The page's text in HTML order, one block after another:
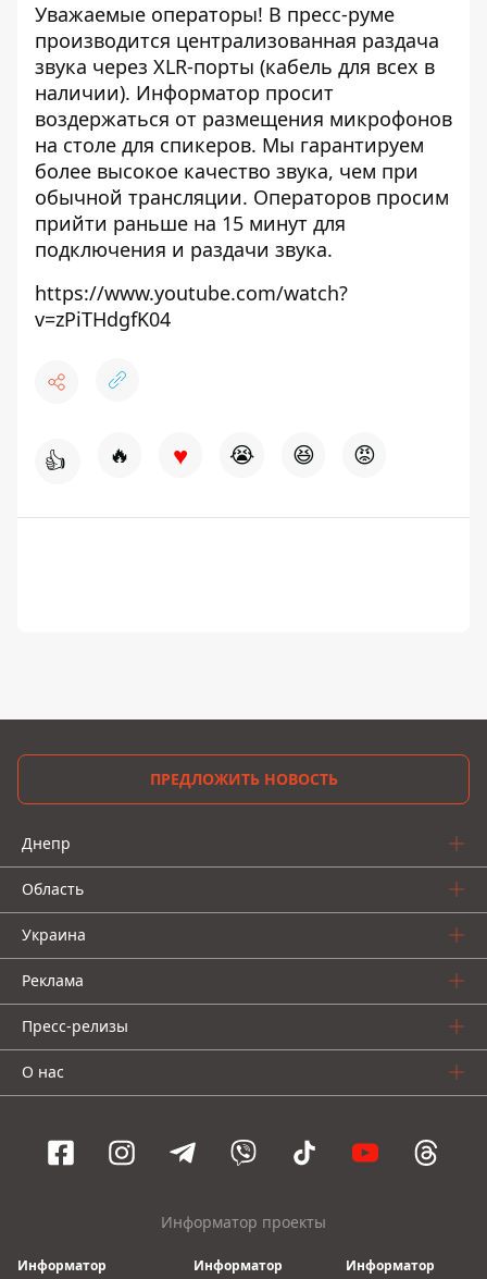
Уважаемые операторы! В пресс-руме
производится централизованная раздача
звука через XLR-порты (кабель для всех в
наличии). Информатор просит
воздержаться от размещения микрофонов
на столе для спикеров. Мы гарантируем
более высокое качество звука, чем при
обычной трансляции. Операторов просим
прийти раньше на 15 минут для
подключения и раздачи звука.
https://www.youtube.com/watch?
v=zPiTHdgfK04
👍 🔥 ♥ 😭 😆 😡
ПРЕДЛОЖИТЬ НОВОСТЬ
Днепр
Область
Украина
Реклама
Пресс-релизы
О нас
Информатор проекты
Информатор Информатор Информатор